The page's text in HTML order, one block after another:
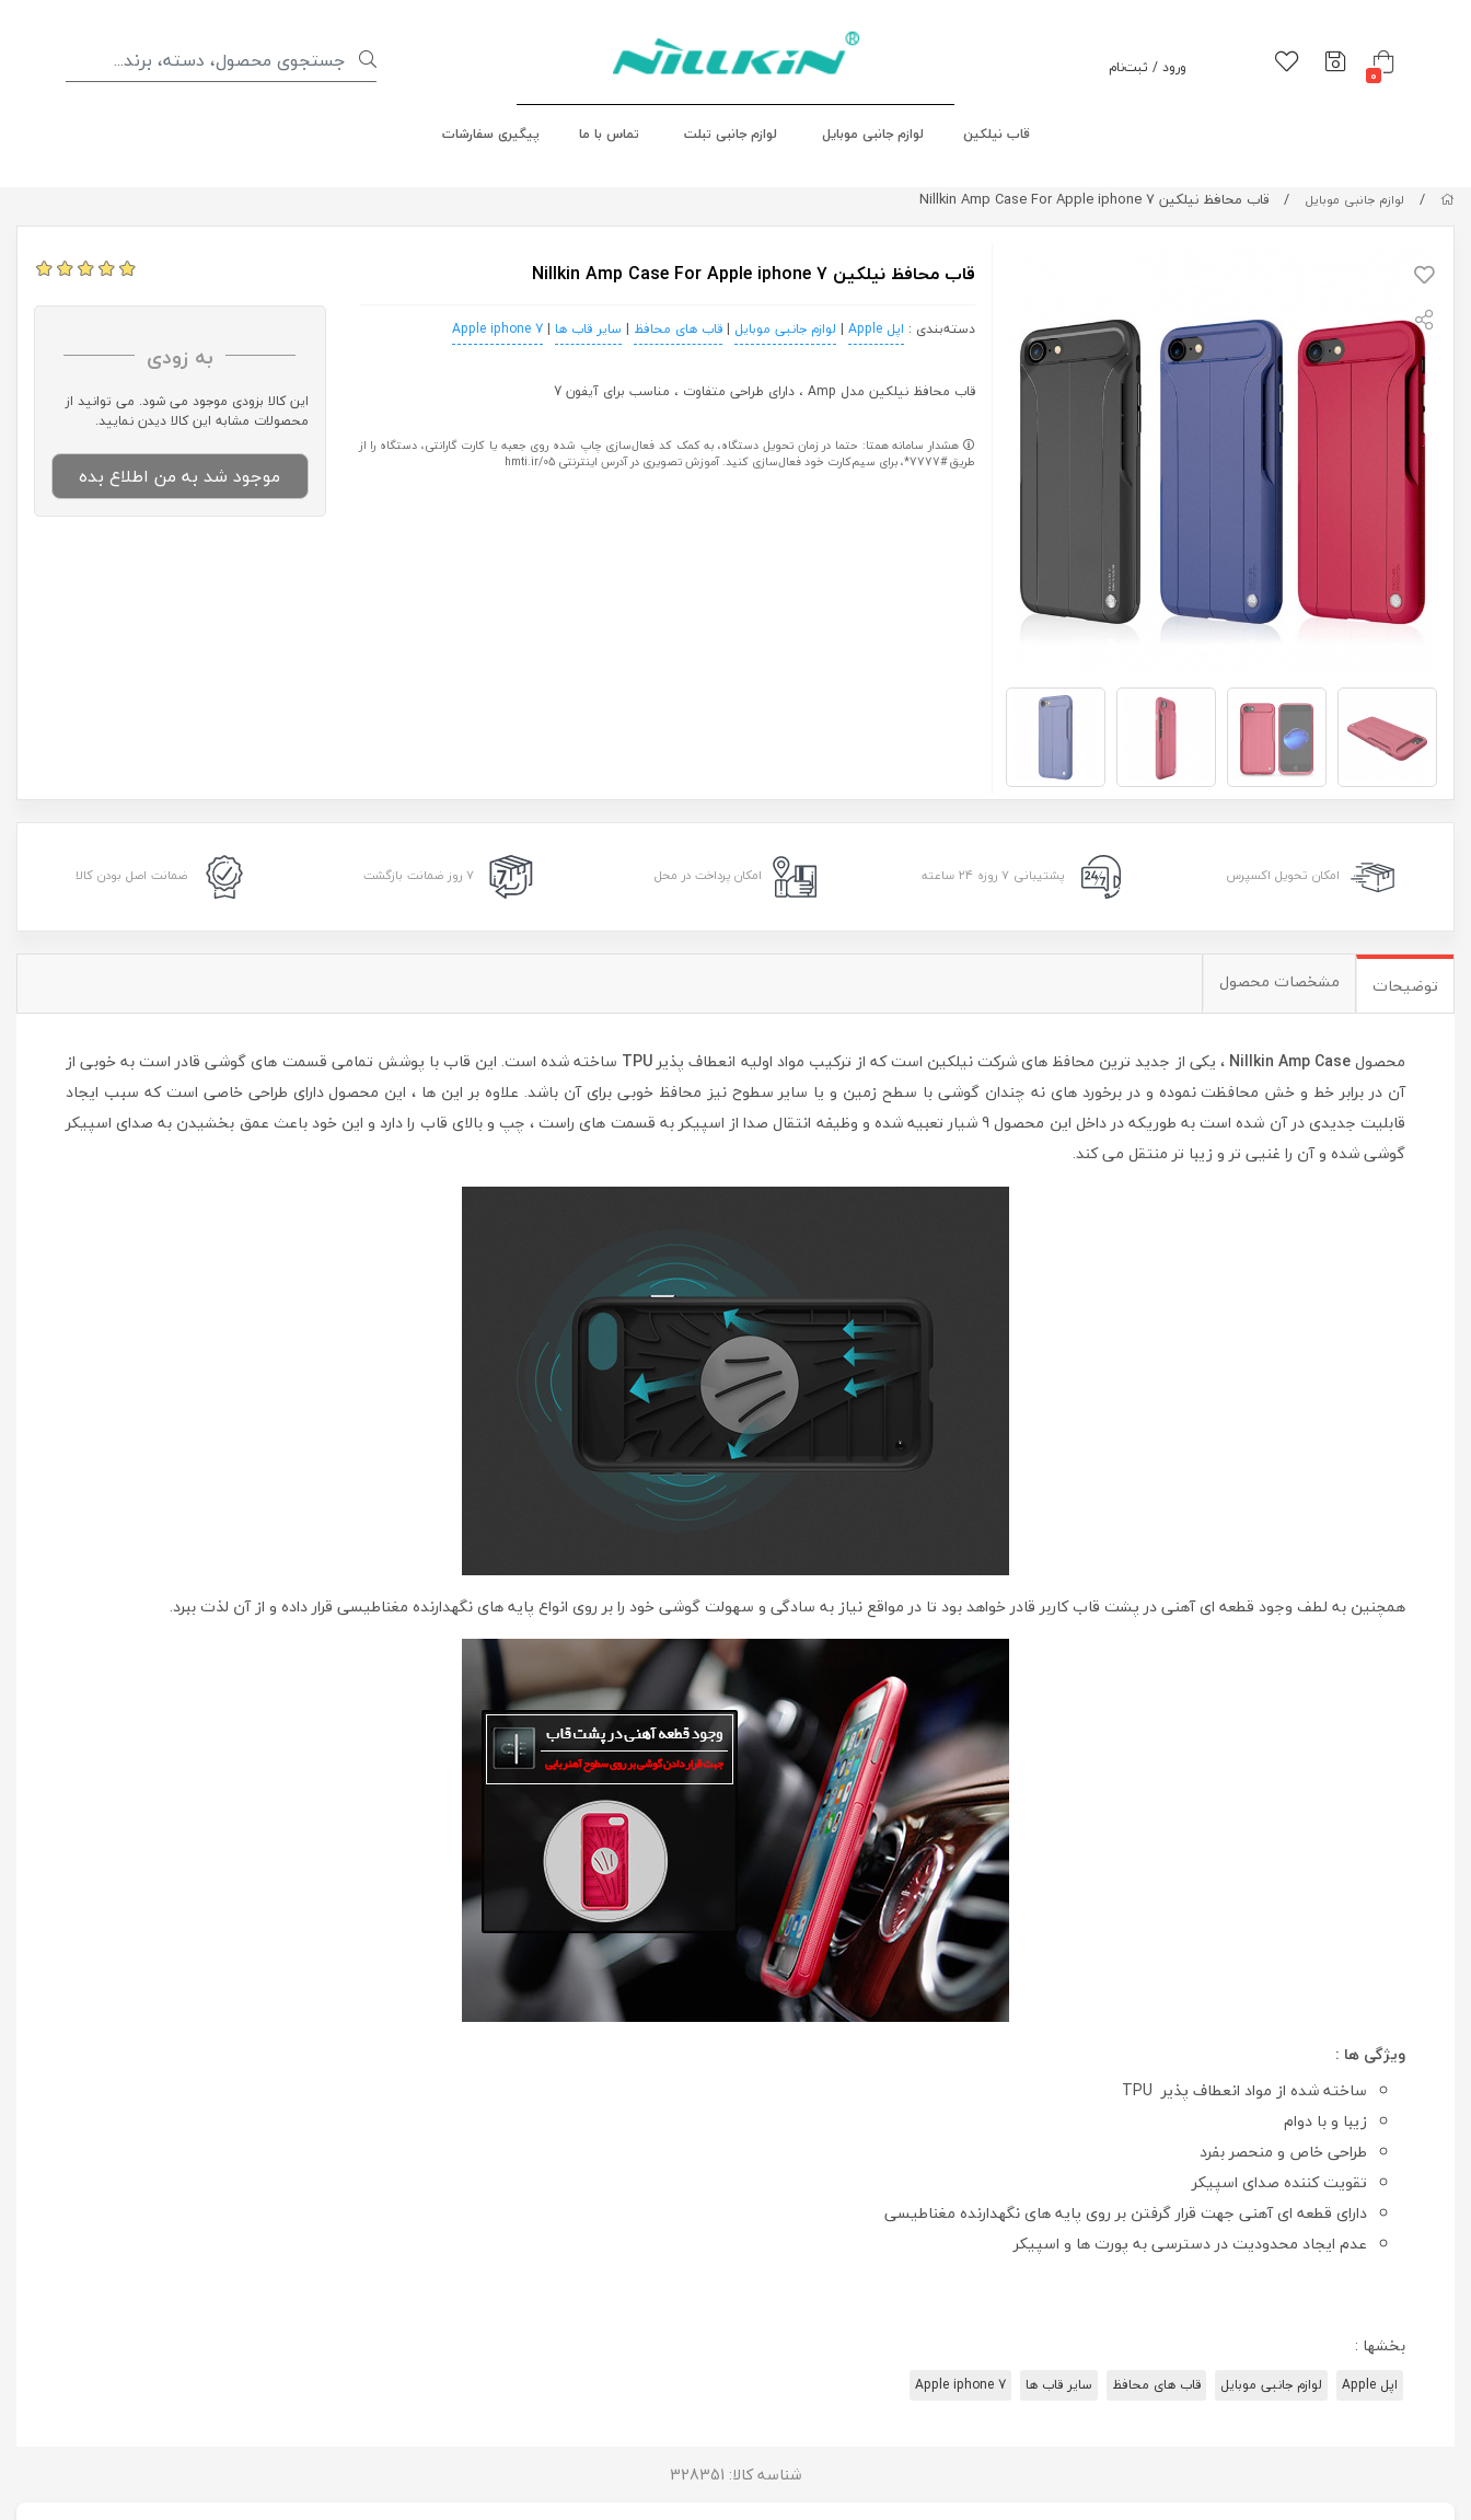
0 ورود / ثبت‌نام
قاب نیلکین لوازم جانبی موبایل لوازم جانبی تبلت تماس با ما پیگیری سفارشات
/ لوازم جانبی موبایل / قاب محافظ نیلکین Nillkin Amp Case For Apple iphone 7
قاب محافظ نیلکین Nillkin Amp Case For Apple iphone 7
دسته‌بندی : اپل Apple | لوازم جانبی موبایل |قاب های محافظ | سایر قاب ها |
Apple iphone 7
قاب محافظ نیلکین مدل Amp ، دارای طراحی متفاوت ، مناسب برای آیفون 7
هشدار سامانه همتا: حتما در زمان تحویل دستگاه، به کمک کد فعال‌سازی چاپ شده روی جعبه یا کارت گارانتی، دستگاه را از
طریق #7777*، برای سیم‌کارت خود فعال‌سازی کنید. آموزش تصویری در آدرس اینترنتی hmti.ir/05
به زودی
این کالا بزودی موجود می شود. می توانید از
محصولات مشابه این کالا دیدن نمایید.
موجود شد به من اطلاع بده
امکان تحویل اکسپرس پشتیبانی ۷ روزه ۲۴ ساعته امکان پرداخت در محل ۷ روز ضمانت بازگشت ضمانت اصل بودن کالا
توضیحات مشخصات محصول
محصولNillkin Amp Case ، یکی از جدید ترین محافظ های شرکت نیلکین است که از ترکیب مواد اولیه انعطاف پذیرTPU ساخته شده است. این قاب با پوشش تمامی قسمت های گوشی قادر است به خوبی از
آن در برابر خط و خش محافظت نموده و در برخورد های نه چندان گوشی با سطح زمین و یا سایر سطوح نیز محافظ خوبی برای آن باشد. علاوه بر این ها ، این محصول دارای طراحی خاصی است که سبب ایجاد
قابلیت جدیدی در آن شده است به طوریکه در داخل این محصول 9 شیار تعبیه شده و وظیفه انتقال صدا از اسپیکر به قسمت های راست ، چپ و بالای قاب را دارد و این خود باعث عمق بخشیدن به صدای اسپیکر
گوشی شده و آن را غنیی تر و زیبا تر منتقل می کند.
همچنین به لطف وجود قطعه ای آهنی در پشت قاب کاربر قادر خواهد بود تا در مواقع نیاز به سادگی و سهولت گوشی خود را بر روی انواع پایه های نگهدارنده مغناطیسی قرار داده و از آن لذت ببرد.
ویژگی ها :
ساخته شده از مواد انعطاف پذیر TPU
زیبا و با دوام
طراحی خاص و منحصر بفرد
تقویت کننده صدای اسپیکر
دارای قطعه ای آهنی جهت قرار گرفتن بر روی پایه های نگهدارنده مغناطیسی
عدم ایجاد محدودیت در دسترسی به پورت ها و اسپیکر
بخشها :
اپل Apple لوازم جانبی موبایل قاب های محافظ سایر قاب ها Apple iphone 7
شناسه کالا: 328351